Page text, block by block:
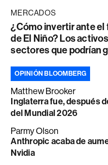
MERCADOS
¿Cómo invertir ante
de El Niño? Los
sectores que podrían
OPINIÓN BLOOMBERG
Matthew Brooker
Inglaterra fue, después
del Mundial 2026
Parmy Olson
Anthropic acaba de
Nvidia